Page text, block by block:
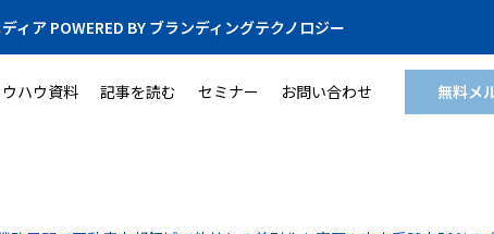
ィア POWERED BY ブランディングテクノロジー
ウハウ資料 記事を読む セミナー お問い合わせ 無料メ